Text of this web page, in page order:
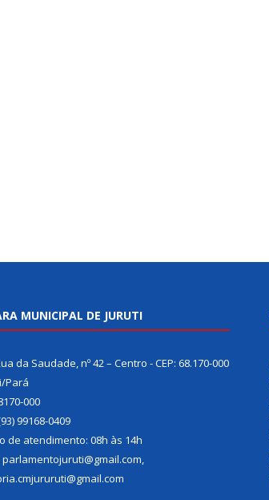
MUNICIPAL DE JURUTI
da Saudade, nº 42 – Centro - CEP: 68.170-000
Pará
000
99168-0409
de atendimento: 08h às 14h
parlamentojuruti@gmail.com,